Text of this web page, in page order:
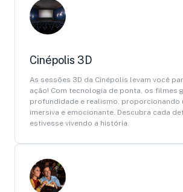
Cinépolis 3D
As sessões 3D da Cinépolis levam você
ação! Com tecnologia de ponta, os filmes
profundidade e realismo, proporcionando
imersiva e emocionante. Descubra cada
estivesse vivendo a história.